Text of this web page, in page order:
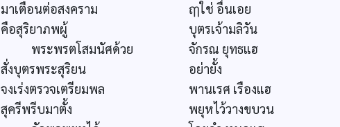
มาเตือนต่อสงคราม
ฤๅใช่ อื่นเอย
คือสุริยาภพผู้
บุตรเจ้ามลิวัน
พระพรตโสมนัศด้วย
จักรณ ยุทธแฮ
สั่งบุตรพระสุริยน
อย่ายั้ง
จงเร่งตรวจเตรียมพล
พานเรศ เรืองแฮ
สุครีพรีบมาตั้ง
พยุหไว้วางขบวน